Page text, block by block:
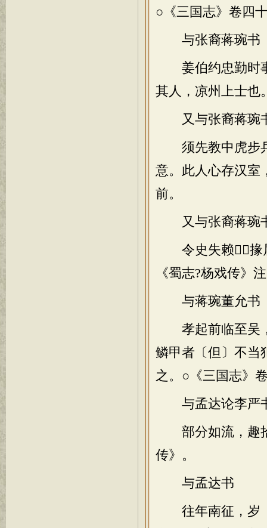
○《三国志》卷四
与张裔蒋琬书
姜伯约忠勤时事
其人，凉州上士也
又与张裔蒋琬
须先教中虎步兵
意。此人心存汉室
前。
又与张裔蒋琬
令史失赖，掾
《蜀志?杨戏传》
与蒋琬董允书
孝起前临至吴，
鳞甲者〔但〕不当
之。○《三国志》
与孟达论李严
部分如流，趣拾
传》。
与孟达书
往年南征，岁（